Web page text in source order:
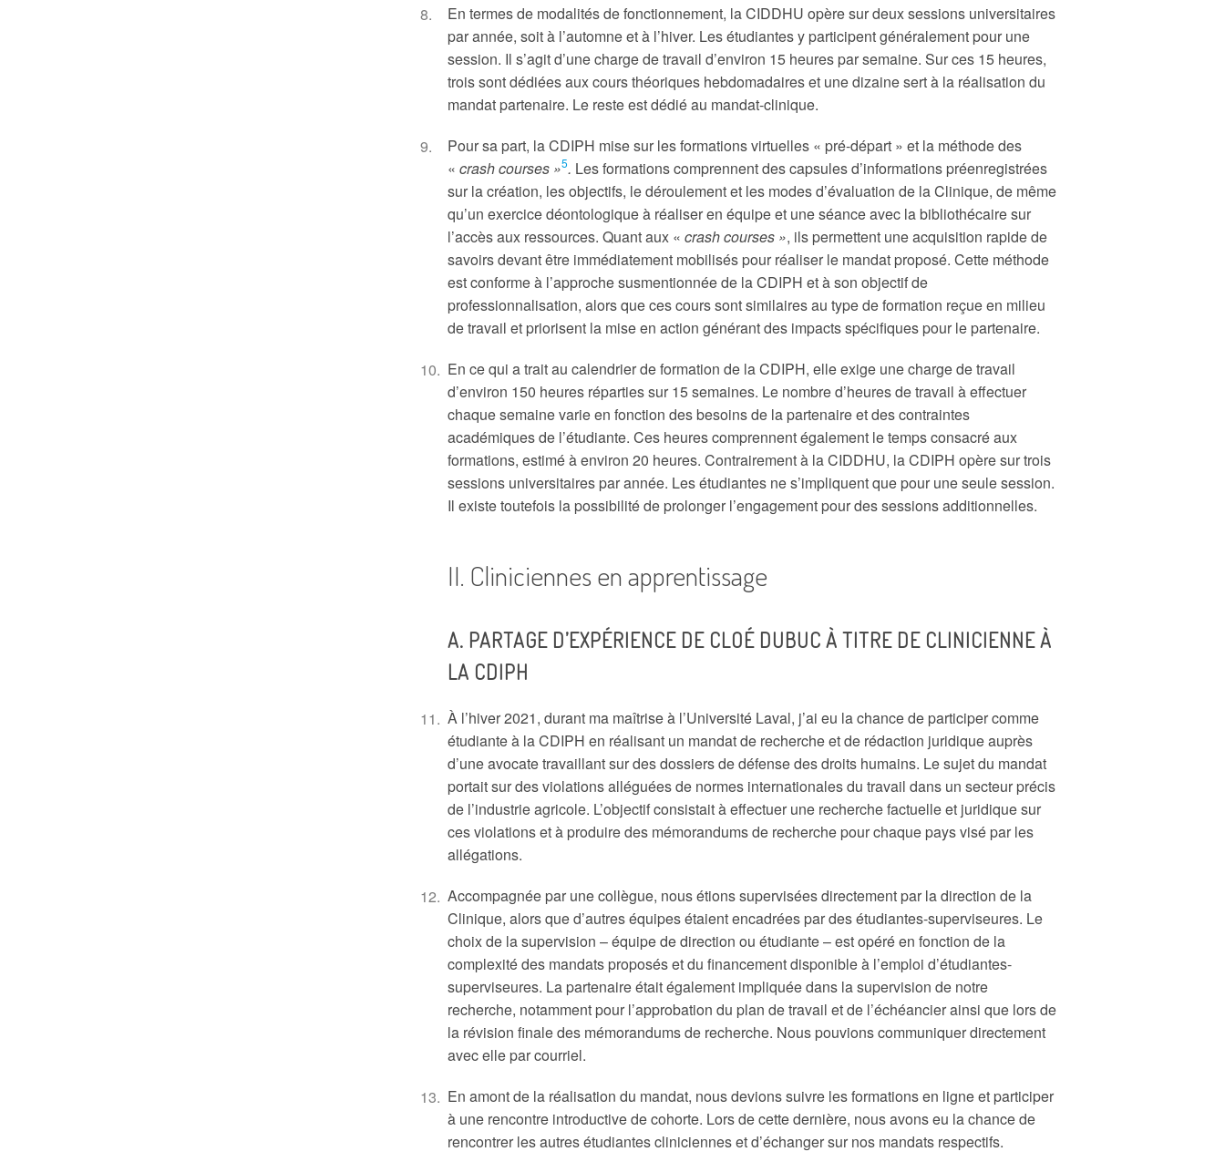
En termes de modalités de fonctionnement, la CIDDHU opère sur deux sessions universitaires
par année, soit à l’automne et à l’hiver. Les étudiantes y participent généralement pour une
session. Il s’agit d’une charge de travail d’environ 15 heures par semaine. Sur ces 15 heures,
trois sont dédiées aux cours théoriques hebdomadaires et une dizaine sert à la réalisation du
mandat partenaire. Le reste est dédié au mandat-clinique.
Pour sa part, la CDIPH mise sur les formations virtuelles « pré-départ » et la méthode des
« crash courses »5. Les formations comprennent des capsules d’informations préenregistrées
sur la création, les objectifs, le déroulement et les modes d’évaluation de la Clinique, de même
qu’un exercice déontologique à réaliser en équipe et une séance avec la bibliothécaire sur
l’accès aux ressources. Quant aux « crash courses », ils permettent une acquisition rapide de
savoirs devant être immédiatement mobilisés pour réaliser le mandat proposé. Cette méthode
est conforme à l’approche susmentionnée de la CDIPH et à son objectif de
professionnalisation, alors que ces cours sont similaires au type de formation reçue en milieu
de travail et priorisent la mise en action générant des impacts spécifiques pour le partenaire.
En ce qui a trait au calendrier de formation de la CDIPH, elle exige une charge de travail
d’environ 150 heures réparties sur 15 semaines. Le nombre d’heures de travail à effectuer
chaque semaine varie en fonction des besoins de la partenaire et des contraintes
académiques de l’étudiante. Ces heures comprennent également le temps consacré aux
formations, estimé à environ 20 heures. Contrairement à la CIDDHU, la CDIPH opère sur trois
sessions universitaires par année. Les étudiantes ne s’impliquent que pour une seule session.
Il existe toutefois la possibilité de prolonger l’engagement pour des sessions additionnelles.
Cliniciennes en apprentissage
PARTAGE D’EXPÉRIENCE DE CLOÉ DUBUC À TITRE DE CLINICIENNE À
LA CDIPH
À l’hiver 2021, durant ma maîtrise à l’Université Laval, j’ai eu la chance de participer comme
étudiante à la CDIPH en réalisant un mandat de recherche et de rédaction juridique auprès
d’une avocate travaillant sur des dossiers de défense des droits humains. Le sujet du mandat
portait sur des violations alléguées de normes internationales du travail dans un secteur précis
de l’industrie agricole. L’objectif consistait à effectuer une recherche factuelle et juridique sur
ces violations et à produire des mémorandums de recherche pour chaque pays visé par les
allégations.
Accompagnée par une collègue, nous étions supervisées directement par la direction de la
Clinique, alors que d’autres équipes étaient encadrées par des étudiantes-superviseures. Le
choix de la supervision – équipe de direction ou étudiante – est opéré en fonction de la
complexité des mandats proposés et du financement disponible à l’emploi d’étudiantes-
superviseures. La partenaire était également impliquée dans la supervision de notre
recherche, notamment pour l’approbation du plan de travail et de l’échéancier ainsi que lors de
la révision finale des mémorandums de recherche. Nous pouvions communiquer directement
avec elle par courriel.
En amont de la réalisation du mandat, nous devions suivre les formations en ligne et participer
à une rencontre introductive de cohorte. Lors de cette dernière, nous avons eu la chance de
rencontrer les autres étudiantes cliniciennes et d’échanger sur nos mandats respectifs.